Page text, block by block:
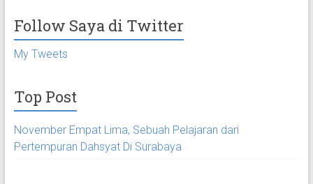
Follow Saya di Twitter
My Tweets
Top Post
November Empat Lima, Sebuah Pelajaran dari
Pertempuran Dahsyat Di Surabaya